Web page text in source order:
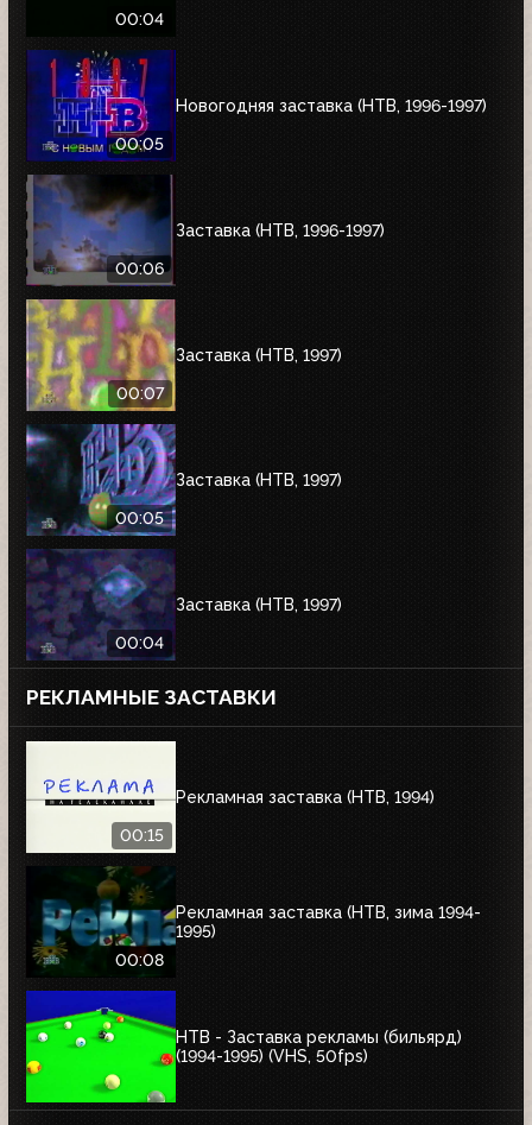
00:04
00:05
Новогодняя заставка (НТВ, 1996-1997)
00:06
Заставка (НТВ, 1996-1997)
00:07
Заставка (НТВ, 1997)
00:05
Заставка (НТВ, 1997)
00:04
Заставка (НТВ, 1997)
РЕКЛАМНЫЕ ЗАСТАВКИ
00:15
Рекламная заставка (НТВ, 1994)
00:08
Рекламная заставка (НТВ, зима 1994-
1995)
НТВ - Заставка рекламы (бильярд)
(1994-1995) (VHS, 50fps)